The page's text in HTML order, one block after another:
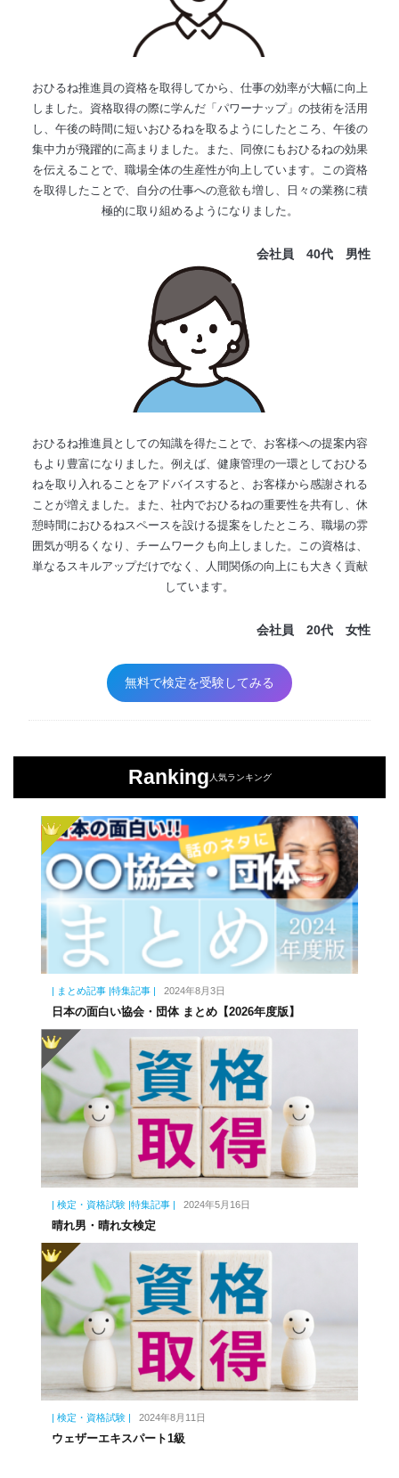
おひるね推進員の資格を取得してから、仕事の効率が大幅に向上
しました。資格取得の際に学んだ「パワーナップ」の技術を活用
し、午後の時間に短いおひるねを取るようにしたところ、午後の
集中力が飛躍的に高まりました。また、同僚にもおひるねの効果
を伝えることで、職場全体の生産性が向上しています。この資格
を取得したことで、自分の仕事への意欲も増し、日々の業務に積
極的に取り組めるようになりました。
会社員 40代 男性
おひるね推進員としての知識を得たことで、お客様への提案内容
もより豊富になりました。例えば、健康管理の一環としておひる
ねを取り入れることをアドバイスすると、お客様から感謝される
ことが増えました。また、社内でおひるねの重要性を共有し、休
憩時間におひるねスペースを設ける提案をしたところ、職場の雰
囲気が明るくなり、チームワークも向上しました。この資格は、
単なるスキルアップだけでなく、人間関係の向上にも大きく貢献
しています。
会社員 20代 女性
無料で検定を受験してみる
Ranking 人気ランキング
| まとめ記事 |特集記事 | 2024年8月3日
日本の面白い協会・団体 まとめ【2026年度版】
| 検定・資格試験 |特集記事 | 2024年5月16日
晴れ男・晴れ女検定
| 検定・資格試験 | 2024年8月11日
ウェザーエキスパート1級